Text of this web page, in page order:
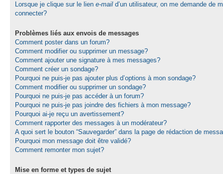
Lorsque je clique sur le lien e-mail d’un utilisateur, on me demande de
connecter?
Problèmes liés aux envois de messages
Comment poster dans un forum?
Comment modifier ou supprimer un message?
Comment ajouter une signature à mes messages?
Comment créer un sondage?
Pourquoi ne puis-je pas ajouter plus d’options à mon sondage?
Comment modifier ou supprimer un sondage?
Pourquoi ne puis-je pas accéder à un forum?
Pourquoi ne puis-je pas joindre des fichiers à mon message?
Pourquoi ai-je reçu un avertissement?
Comment rapporter des messages à un modérateur?
A quoi sert le bouton “Sauvegarder” dans la page de rédaction de
Pourquoi mon message doit être validé?
Comment remonter mon sujet?
Mise en forme et types de sujet